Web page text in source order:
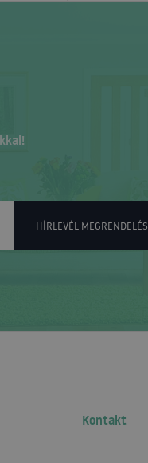
HÍRLEVÉL MEGRENDELÉS
Kontakt